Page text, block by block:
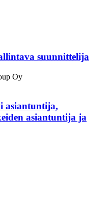
suunnittelija
Oy
asiantuntija,
asiantuntija ja